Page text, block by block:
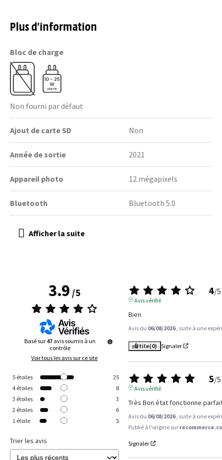
Plus d’information
Bloc de charge
Non fourni par défaut
Ajout de carte SD Non
Année de sortie 2021
Appareil photo 12 mégapixels
Bluetooth Bluetooth 5.0
3.9/5
Basé sur 47 avis soumis à un
contrôle
Voir tous les avis sur ce site
5 étoiles
25
4 étoiles
8
3 étoiles
3
2 étoiles
6
1 étoile 5
Trier les avis
4/5
Avis vérifié
Bien
Avis du 06/08/2026 , suite à une
Utile(0) Signaler
5/5
Avis vérifié
Très Bon état fonctionne
Avis du 06/08/2026 , suite à une
Publié à l'origine sur
Signaler